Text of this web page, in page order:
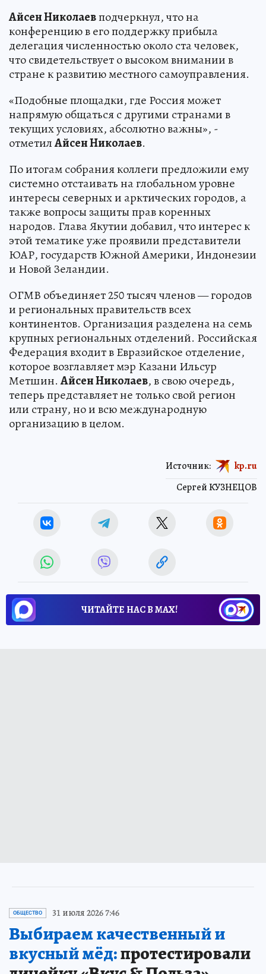
Айсен Николаевподчеркнул, что на
конференцию в его поддержку прибыла
делегация численностью около ста человек,
что свидетельствует о высоком внимании в
стране к развитию местного самоуправления.
«Подобные площадки, где Россия может
напрямую общаться с другими странами в
текущих условиях, абсолютно важны», -
отметилАйсен Николаев.
По итогам собрания коллеги предложили ему
системно отстаивать на глобальном уровне
интересы северных и арктических городов, а
также вопросы защиты прав коренных
народов. Глава Якутии добавил, что интерес к
этой тематике уже проявили представители
ЮАР, государств Южной Америки, Индонезии
и Новой Зеландии.
ОГМВ объединяет 250 тысяч членов — городов
и региональных правительств всех
континентов. Организация разделена на семь
крупных региональных отделений. Российская
Федерация входит в Евразийское отделение,
которое возглавляет мэр Казани Ильсур
Метшин.Айсен Николаев, в свою очередь,
теперь представляет не только свой регион
или страну, но и всю международную
организацию в целом.
Сергей КУЗНЕЦОВ
Источник: kp.ru
ЧИТАЙТЕ НАС В МАХ!
ОБЩЕСТВО 31 июля 2026 7:46
Выбираем качественный и
вкусный мёд:протестировали